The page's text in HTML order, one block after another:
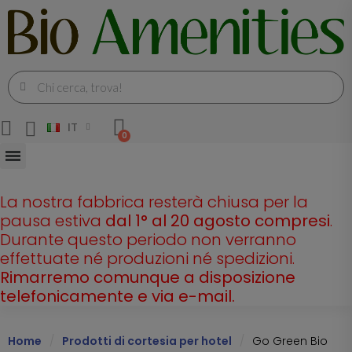
IT
La nostra fabbrica resterà chiusa per la
pausa estiva dal 1° al 20 agosto compresi.
Durante questo periodo non verranno
effettuate né produzioni né spedizioni.
Rimarremo comunque a disposizione
telefonicamente e via e-mail.
Home Prodotti di cortesia per hotel Go Green Bio